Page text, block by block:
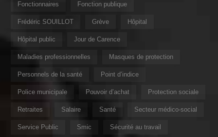
Fonctionnaires Fonction publique
Frédéric SOUILLOT Grève Hôpital
Hôpital public Jour de Carence
Maladies professionnelles Masques de protection
Personnels de la santé Point d’indice
Police municipale Pouvoir d’achat Protection sociale
Retraites Salaire Santé Secteur médico-social
Service Public Smic Sécurité au travail